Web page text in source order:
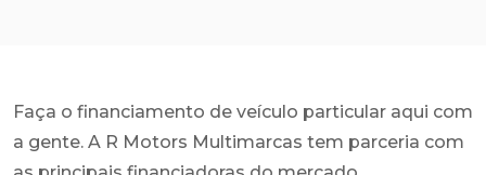
Faça o financiamento de veículo particular aqui com
a gente. A R Motors Multimarcas tem parceria com